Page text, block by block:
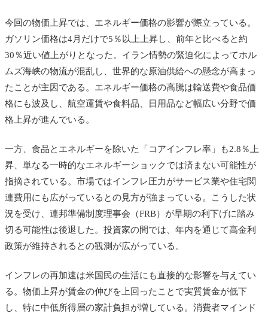
今回の物価上昇では、エネルギー価格の影響が際立っている。
ガソリン価格は4月だけで5％以上上昇し、前年と比べると約
30％近い値上がりとなった。イラン情勢の緊迫化によってホル
ムズ海峡の物流が混乱し、世界的な原油供給への懸念が高まっ
たことが主因である。エネルギー価格の高騰は輸送費や食品価
格にも波及し、航空運賃や食料品、日用品など幅広い分野で価
格上昇が進んでいる。
一方、食品とエネルギーを除いた「コアインフレ率」も2.8％上
昇、単なる一時的なエネルギーショックでは済まない可能性が
指摘されている。市場ではインフレ圧力がサービス業や住宅関
連費用にも広がっているとの見方が強まっている。こうした状
況を受け、連邦準備制度理事会（FRB）が早期の利下げに踏み
切る可能性は後退した。投資家の間では、年内を通じて高金利
政策が維持されるとの観測が広がっている。
インフレの再加速は米国民の生活にも直接的な影響を与えてい
る。物価上昇が賃金の伸びを上回ったことで実質賃金が低下
し、特に中低所得層の家計負担が増している。消費者マインド